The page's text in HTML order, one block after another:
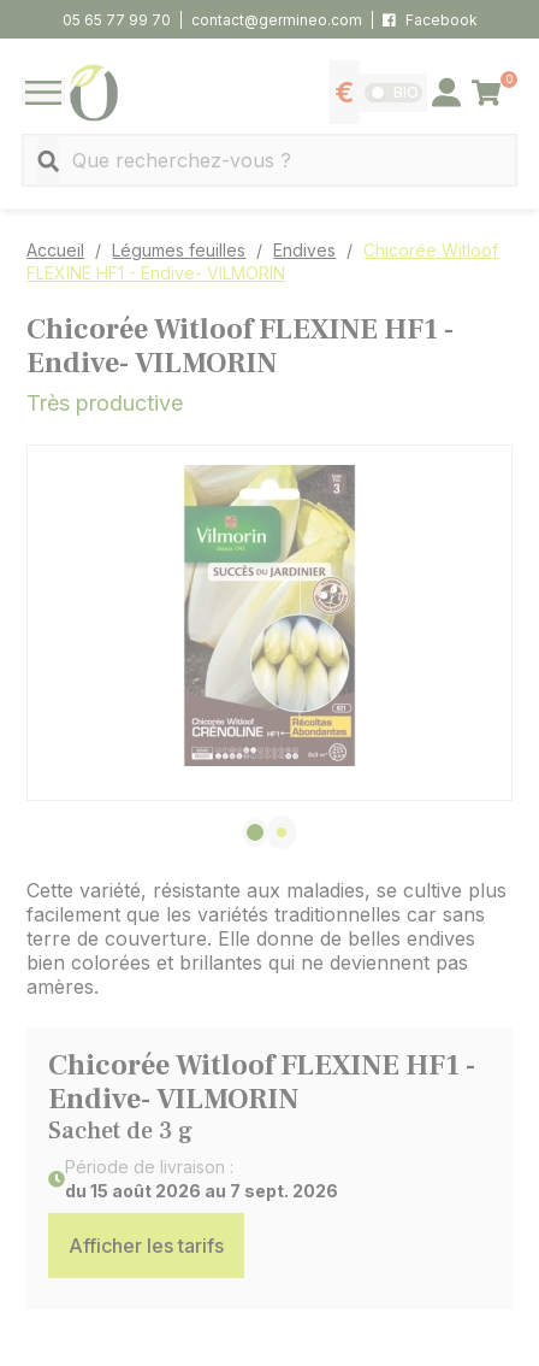
05 65 77 99 70 contact@germineo.com Facebook
MENU
Afficher les tarifs
BIO Se connecter
0
Panier
Accueil Légumes feuilles Endives
Chicorée Witloof
FLEXINE HF1 - Endive- VILMORIN
Chicorée Witloof FLEXINE HF1 -
Endive- VILMORIN
Très productive
Cette variété, résistante aux maladies, se cultive plus
facilement que les variétés traditionnelles car sans
terre de couverture. Elle donne de belles endives
bien colorées et brillantes qui ne deviennent pas
amères.
Chicorée Witloof FLEXINE HF1 -
Endive- VILMORIN
Sachet de 3 g
Période de livraison :
du 15 août 2026 au 7 sept. 2026
Afficher les tarifs
Panneau de gestion des cookies